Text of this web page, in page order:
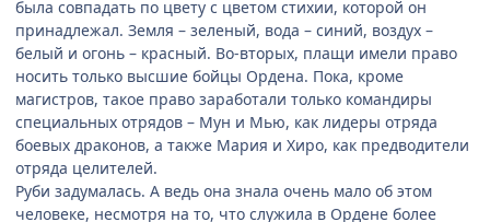
была совпадать по цвету с цветом стихии, которой он
принадлежал. Земля – зеленый, вода – синий, воздух –
белый и огонь – красный. Во-вторых, плащи имели право
носить только высшие бойцы Ордена. Пока, кроме
магистров, такое право заработали только командиры
специальных отрядов – Мун и Мью, как лидеры отряда
боевых драконов, а также Мария и Хиро, как предводители
отряда целителей.
Руби задумалась. А ведь она знала очень мало об этом
человеке, несмотря на то, что служила в Ордене более